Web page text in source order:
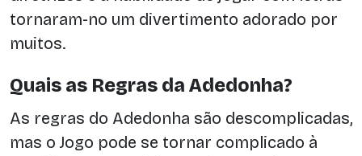
tornaram-no um divertimento adorado por
muitos.
Quais as Regras da Adedonha?
As regras do Adedonha são descomplicadas,
mas o Jogo pode se tornar complicado à